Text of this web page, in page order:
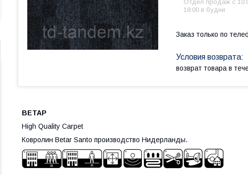
Отдел продаж c
18:00 в будни
Заказ только по
возврат товара в
BETAP
High Quality Carpet
Ковролин Betar Santo производство Нидерланды.